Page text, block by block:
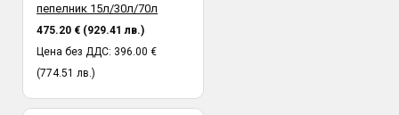
пепелник 15л/30л/70л
475.20 € (929.41 лв.)
Цена без ДДС: 396.00 €
(774.51 лв.)